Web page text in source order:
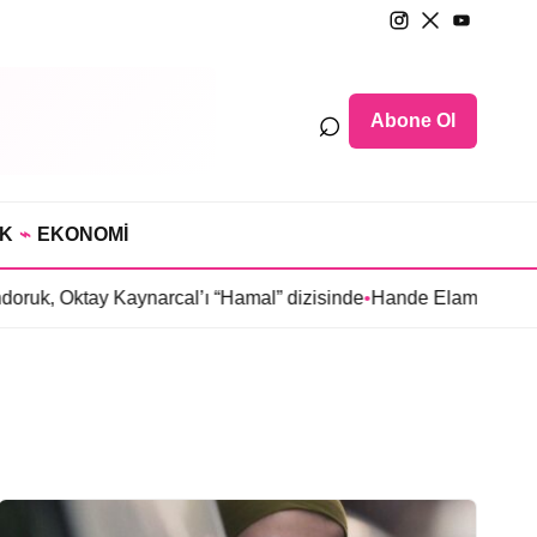
⌕ Abone Ol
⌁ EKONOMİ
Oktay Kaynarcal’ı “Hamal” dizisinde•Hande Elaman,